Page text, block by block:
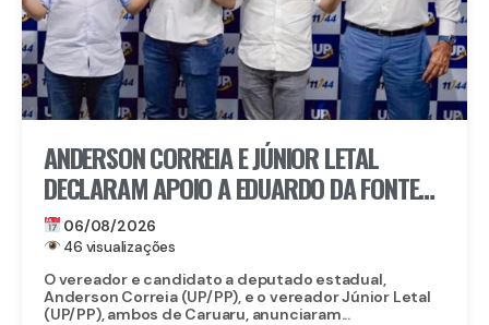
ANDERSON CORREIA E JÚNIOR LETAL
DECLARAM APOIO A EDUARDO DA FONTE
PARA O SENADO E LULA DA FONTE PARA
DEPUTADO FEDERAL
06/08/2026
46 visualizações
O vereador e candidato a deputado estadual,
Anderson Correia (UP/PP), e o vereador Júnior Letal
(UP/PP), ambos de Caruaru, anunciaram...